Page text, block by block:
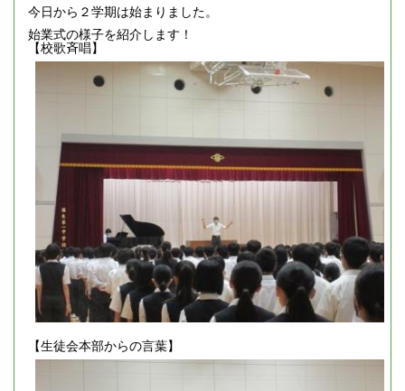
今日から２学期は始まりました。
始業式の様子を紹介します！
【校歌斉唱】
【生徒会本部からの言葉】